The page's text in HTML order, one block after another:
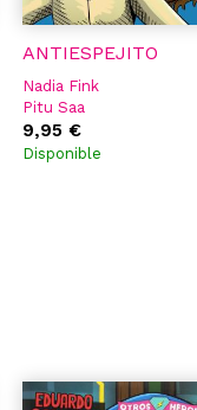
ANTIESPEJITO
Nadia Fink
Pitu Saa
9,95 €
Disponible